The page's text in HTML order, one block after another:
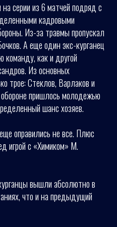
серии из 6 матчей подряд с
кадровыми
Из-за травмы пропускал
А еще один экс-курганец
как и другой
Из основных
трое: Стеклов, Варлаков и
пришлось молодежью
шанс хозяев.
оправились не все. Плюс
игрой с «Химиком» М.
вышли абсолютно в
что и на предыдущий